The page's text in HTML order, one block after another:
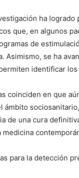
ha
que, en algunos
de
Asimismo, se ha
identificar
coinciden en que
ámbito
de una cura
para la detección